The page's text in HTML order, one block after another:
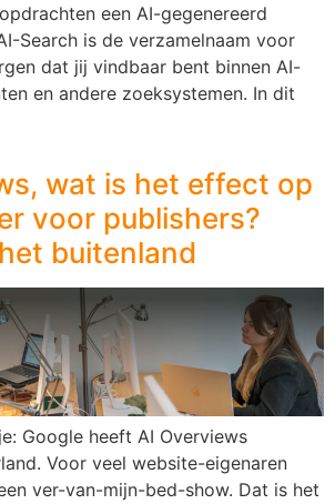
een AI-gegenereerd
Search is de verzamelnaam voor
dat jij vindbaar bent binnen AI-
en andere zoeksystemen. In dit
wat is het effect op
voor publishers?
buitenland
Google heeft AI Overviews
Voor veel website-eigenaren
ver-van-mijn-bed-show. Dat is het